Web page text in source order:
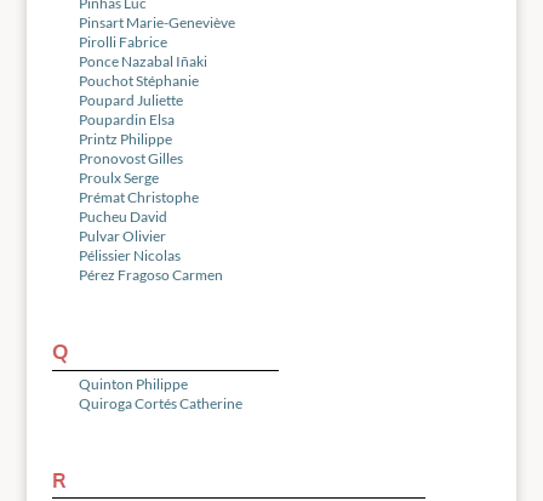
Pinsart Marie-Geneviève
Pirolli Fabrice
Ponce Nazabal Iñaki
Pouchot Stéphanie
Poupard Juliette
Poupardin Elsa
Printz Philippe
Pronovost Gilles
Proulx Serge
Prémat Christophe
Pucheu David
Pulvar Olivier
Pélissier Nicolas
Pérez Fragoso Carmen
Q
Quinton Philippe
Quiroga Cortés Catherine
R